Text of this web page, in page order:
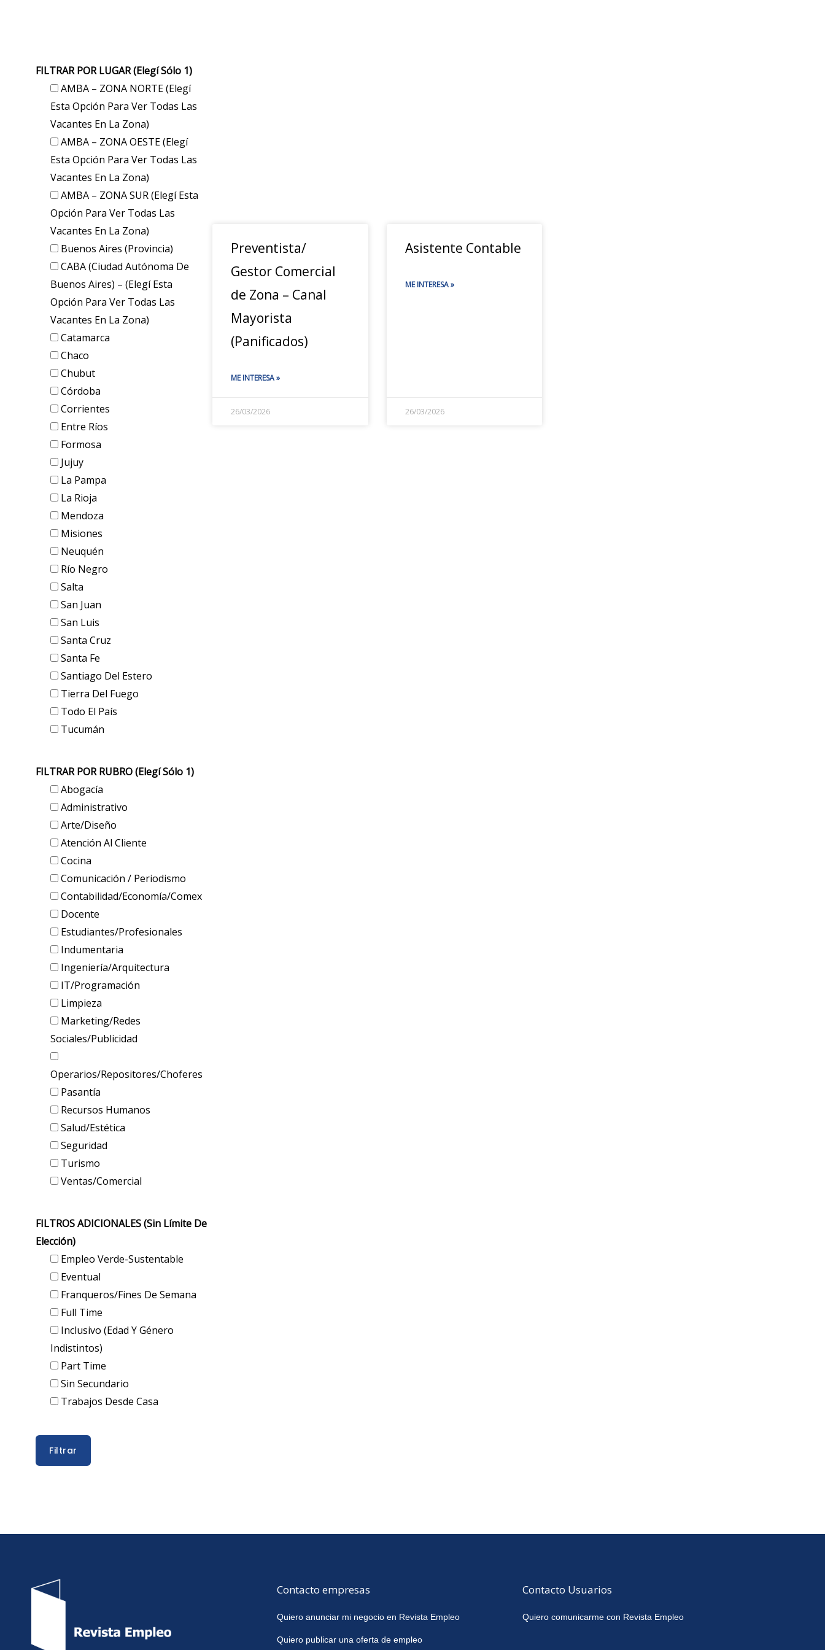
FILTRAR POR LUGAR (elegí Sólo 1)
AMBA – ZONA NORTE (elegí
Esta Opción Para Ver Todas Las
Vacantes En La Zona)
AMBA – ZONA OESTE (elegí
Esta Opción Para Ver Todas Las
Vacantes En La Zona)
AMBA – ZONA SUR (elegí Esta
Opción Para Ver Todas Las
Vacantes En La Zona)
Buenos Aires (provincia)
CABA (Ciudad Autónoma De
Buenos Aires) – (elegí Esta
Opción Para Ver Todas Las
Vacantes En La Zona)
Catamarca
Chaco
Chubut
Córdoba
Corrientes
Entre Ríos
Formosa
Jujuy
La Pampa
La Rioja
Mendoza
Misiones
Neuquén
Río Negro
Salta
San Juan
San Luis
Santa Cruz
Santa Fe
Santiago Del Estero
Tierra Del Fuego
Todo El País
Tucumán
FILTRAR POR RUBRO (elegí Sólo 1)
Abogacía
Administrativo
Arte/Diseño
Atención Al Cliente
Cocina
Comunicación / Periodismo
Contabilidad/Economía/Comex
Docente
Estudiantes/Profesionales
Indumentaria
Ingeniería/Arquitectura
IT/Programación
Limpieza
Marketing/Redes
Sociales/Publicidad
Operarios/Repositores/Choferes
Pasantía
Recursos Humanos
Salud/Estética
Seguridad
Turismo
Ventas/Comercial
FILTROS ADICIONALES (sin Límite De
Elección)
Empleo Verde-Sustentable
Eventual
Franqueros/Fines De Semana
Full Time
Inclusivo (edad Y Género
Indistintos)
Part Time
Sin Secundario
Trabajos Desde Casa
Preventista/
Gestor Comercial
de Zona – Canal
Mayorista
(Panificados)
ME INTERESA »
26/03/2026
Asistente Contable
ME INTERESA »
26/03/2026
Contacto empresas
Quiero anunciar mi negocio en Revista Empleo
Quiero publicar una oferta de empleo
Contacto Usuarios
Quiero comunicarme con Revista Empleo